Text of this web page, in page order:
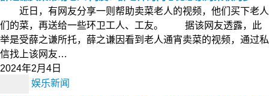
近日，有网友分享一则帮助卖菜老人的视频，他们买下老人
们的菜，再送给一些环卫工人、工友。 据该网友透露，此
举是受薛之谦所托，薛之谦因看到老人通宵卖菜的视频，通过私
信找上该网友…
2024年2月4日
娱乐新闻